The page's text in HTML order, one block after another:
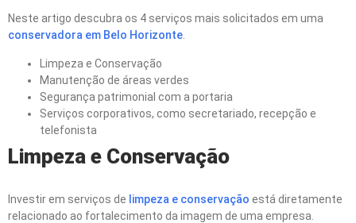
Neste artigo descubra os 4 serviços mais solicitados em uma
conservadora em Belo Horizonte.
Limpeza e Conservação
Manutenção de áreas verdes
Segurança patrimonial com a portaria
Serviços corporativos, como secretariado, recepção e
telefonista
Limpeza e Conservação
Investir em serviços de limpeza e conservação está diretamente
relacionado ao fortalecimento da imagem de uma empresa.